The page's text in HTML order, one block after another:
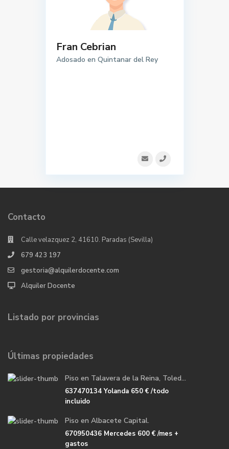
Fran Cebrian
Adosado en Quintanar del Rey
Contacto
Calle velazquez 2, 41610. Paradas (Sevilla)
679 423 197
gestoria@alquilerdocente.com
Alquiler Docente
Listado por provincias
Últimas propiedades
Piso en Talavera de la Reina, Toled...
637470134 Yolanda 650 €/todo
incluido
Piso en Albacete Capital.
670950436 Mercedes 600 €/mes +
gastos